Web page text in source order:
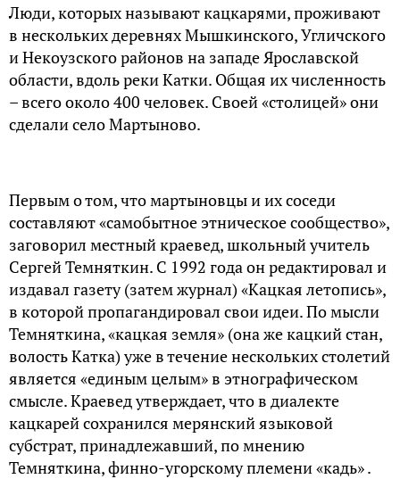
Люди, которых называют кацкарями, проживают
в нескольких деревнях Мышкинского, Угличского
и Некоузского районов на западе Ярославской
области, вдоль реки Катки. Общая их численность
– всего около 400 человек. Своей «столицей» они
сделали село Мартыново.
Первым о том, что мартыновцы и их соседи
составляют «самобытное этническое сообщество»,
заговорил местный краевед, школьный учитель
Сергей Темняткин. С 1992 года он редактировал и
издавал газету (затем журнал) «Кацкая летопись»,
в которой пропагандировал свои идеи. По мысли
Темняткина, «кацкая земля» (она же кацкий стан,
волость Катка) уже в течение нескольких столетий
является «единым целым» в этнографическом
смысле. Краевед утверждает, что в диалекте
кацкарей сохранился мерянский языковой
субстрат, принадлежавший, по мнению
Темняткина, финно-угорскому племени «кадь» .